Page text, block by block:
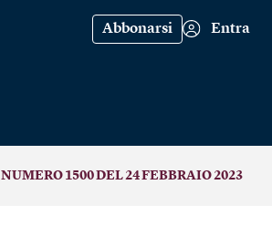
Abbonarsi Entra
NUMERO 1500 DEL 24 FEBBRAIO 2023